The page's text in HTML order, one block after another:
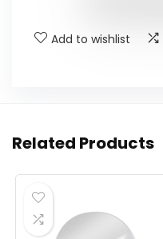
Add to wishlist
Related Products